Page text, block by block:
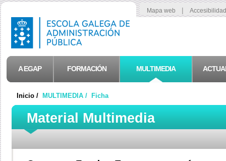
Mapa web |
A EGAP FORMACIÓN MULTIMEDIA
Inicio / MULTIMEDIA / Ficha
Material Multimedia